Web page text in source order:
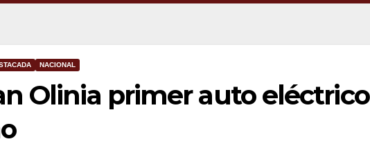
NACIONAL
Olinia primer auto eléctrico